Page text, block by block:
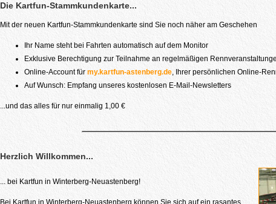
Die Kartfun-Stammkundenkarte...
Mit der neuen Kartfun-Stammkundenkarte sind Sie noch näher am Geschehen
Ihr Name steht bei Fahrten automatisch auf dem Monitor
Exklusive Berechtigung zur Teilnahme an regelmäßigen
Online-Account für my.kartfun-astenberg.de, Ihrer persönlichen Online-
Auf Wunsch: Empfang unseres kostenlosen E-Mail-Newsletters
...und das alles für nur einmalig 1,00 €
Herzlich Willkommen...
... bei Kartfun in Winterberg-Neuastenberg!
Bei Kartfun in Winterberg-Neuastenberg können Sie sich auf ein rasantes